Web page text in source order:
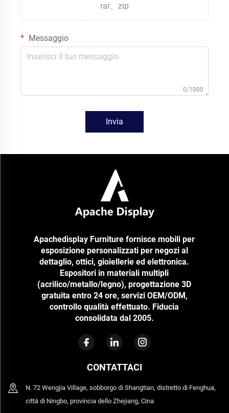
rar、zip
Messaggio
0/1000
Invia
Apachedisplay Furniture fornisce mobili per
esposizione personalizzati per negozi al
dettaglio, ottici, gioiellerie ed elettronica.
Espositori in materiali multipli
(acrilico/metallo/legno), progettazione 3D
gratuita entro 24 ore, servizi OEM/ODM,
controllo qualità effettuato. Fiducia
consolidata dal 2005.
CONTATTACI
N. 72 Wengjia Village, sobborgo di Shangtian, distretto di Fenghua,
città di Ningbo, provincia dello Zhejiang, Cina